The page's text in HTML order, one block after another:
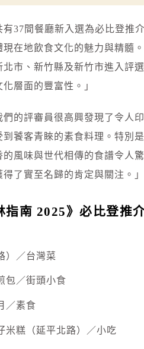
37間餐廳新入選為必比登推
在地飲食文化的魅力與精髓
北市、新竹縣及新竹市進入評
層面的豐富性。」
的評審員很高興發現了令人
到饕客青睞的素食料理。特別
的風味與世代相傳的食譜令人
了實至名歸的肯定與關注。」
指南 2025》必比登推
）／台灣菜
包／街頭小食
／素食
米糕（延平北路）／小吃